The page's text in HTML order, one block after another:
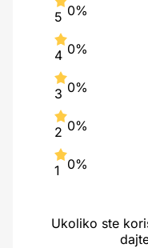
5 0%
4 0%
3 0%
2 0%
1 0%
Ukoliko ste